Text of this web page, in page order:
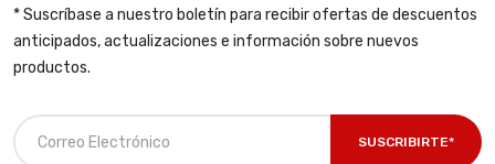
* Suscríbase a nuestro boletín para recibir ofertas de descuentos
anticipados, actualizaciones e información sobre nuevos
productos.
SUSCRIBIRTE*